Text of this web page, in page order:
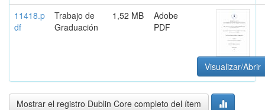
11418.p
df
Trabajo de
Graduación
1,52 MB
Adobe
PDF
Visualizar/Abrir
Mostrar el registro Dublin Core completo del ítem